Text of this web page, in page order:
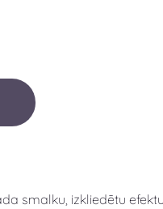
smalku, izkliedētu